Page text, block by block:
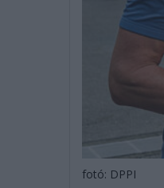
fotó: DPPI